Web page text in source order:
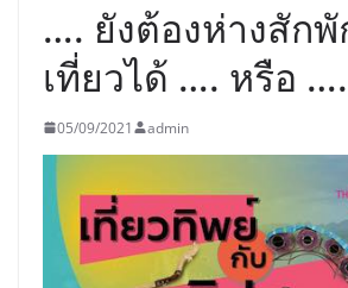
…. ยังต้องห่างสัก
เที่ยวได้ …. หรือ
05/09/2021 admin